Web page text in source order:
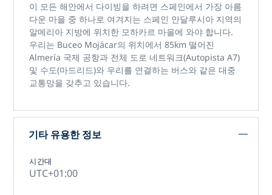
이 모든 해안에서 다이빙을 하려면 스페인에서 가장 아름
다운 마을 중 하나로 여겨지는 스페인 안달루시아 지역의
알메리아 지방에 위치한 모하카르 마을에 와야 합니다.
우리는 Buceo Mojácar의 위치에서 85km 떨어진
Almería 국제 공항과 전체 도로 네트워크(Autopista A7)
및 수도(마드리드)와 우리를 연결하는 버스와 같은 대중
교통망을 갖추고 있습니다.
기타 유용한 정보
시간대
UTC+01:00